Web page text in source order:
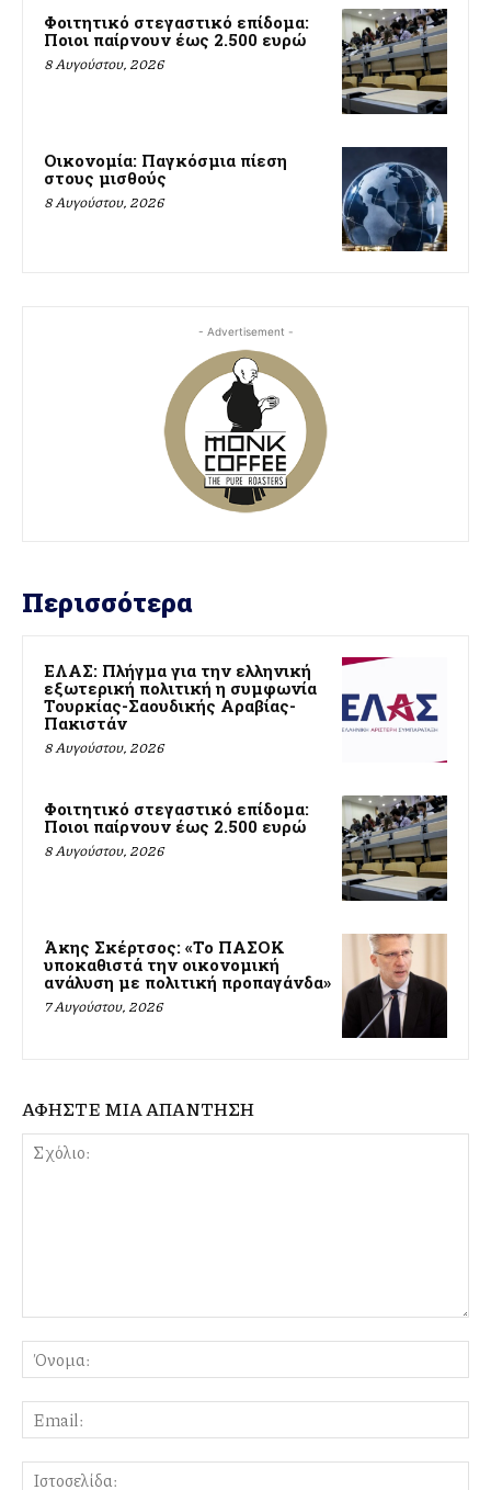
Φοιτητικό στεγαστικό επίδομα:
Ποιοι παίρνουν έως 2.500 ευρώ
8 Αυγούστου, 2026
Οικονομία: Παγκόσμια πίεση
στους μισθούς
8 Αυγούστου, 2026
- Advertisement -
Περισσότερα
ΕΛΑΣ: Πλήγμα για την ελληνική
εξωτερική πολιτική η συμφωνία
Τουρκίας-Σαουδικής Αραβίας-
Πακιστάν
8 Αυγούστου, 2026
Φοιτητικό στεγαστικό επίδομα:
Ποιοι παίρνουν έως 2.500 ευρώ
8 Αυγούστου, 2026
Άκης Σκέρτσος: «Το ΠΑΣΟΚ
υποκαθιστά την οικονομική
ανάλυση με πολιτική προπαγάνδα»
7 Αυγούστου, 2026
ΑΦΗΣΤΕ ΜΙΑ ΑΠΑΝΤΗΣΗ